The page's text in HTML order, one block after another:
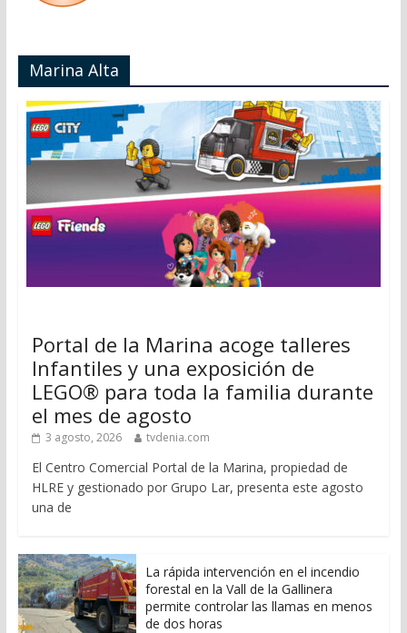
Marina Alta
Portal de la Marina acoge talleres
Infantiles y una exposición de
LEGO® para toda la familia durante
el mes de agosto
3 agosto, 2026 tvdenia.com
El Centro Comercial Portal de la Marina, propiedad de
HLRE y gestionado por Grupo Lar, presenta este agosto
una de
La rápida intervención en el incendio
forestal en la Vall de la Gallinera
permite controlar las llamas en menos
de dos horas